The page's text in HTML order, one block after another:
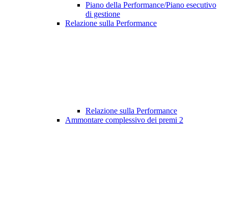
Piano della Performance/Piano esecutivo
di gestione
Relazione sulla Performance
Relazione sulla Performance
Ammontare complessivo dei premi 2